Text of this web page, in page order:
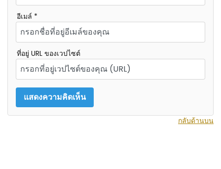
อีเมล์ *
ที่อยู่ URL ของเวปไซต์
กลับด้านบน